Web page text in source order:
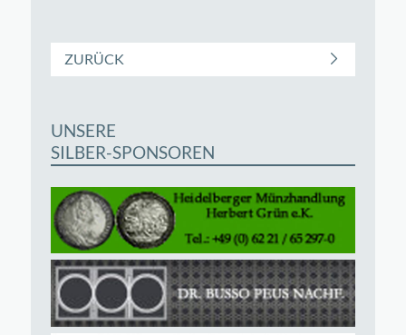
ZURÜCK
UNSERE
SILBER-SPONSOREN